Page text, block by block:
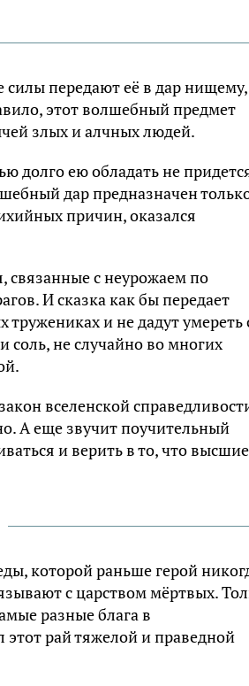
силы передают её в дар нищему,
этот волшебный предмет
злых и алчных людей.
долго ею обладать не
дар предназначен
причин, оказался
связанные с неурожаем по
И сказка как бы передает
и не дадут умереть
соль, не случайно во многих
вселенской
А еще звучит поучительный
и верить в то, что высшие
которой раньше герой
с царством мёртвых.
разные блага в
этот рай тяжелой и праведной